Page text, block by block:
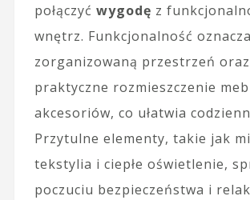
połączyć wygodę z
wnętrz. Funkcjonalność
zorganizowaną przestrzeń oraz
praktyczne rozmieszczenie
akcesoriów, co ułatwia
Przytulne elementy, takie jak
tekstylia i ciepłe oświetlenie,
poczuciu bezpieczeństwa i